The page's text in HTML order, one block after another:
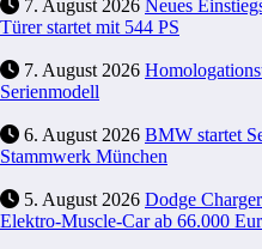
7. August 2026 Neues
Türer startet mit 544 PS
7. August 2026
Serienmodell
6. August 2026 BMW startet
Stammwerk München
5. August 2026 Dodge
Elektro-Muscle-Car ab 66.000